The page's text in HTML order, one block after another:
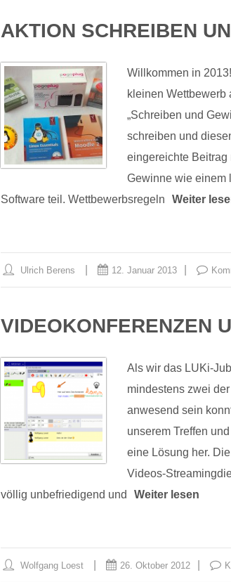
AKTION SCHREIBEN
Willkommen in
kleinen Wettbewerb
„Schreiben und
schreiben und
eingereichte Beitrag
Gewinne wie einem
Software teil. Wettbewerbsregeln
Weiter
Ulrich Berens 12. Januar 2013
VIDEOKONFERENZEN
Als wir das LUKi-
mindestens zwei
anwesend sein
unserem Treffen
eine Lösung her.
Videos-
völlig unbefriedigend und
Weiter lesen
Wolfgang Loest 26. Oktober 2012